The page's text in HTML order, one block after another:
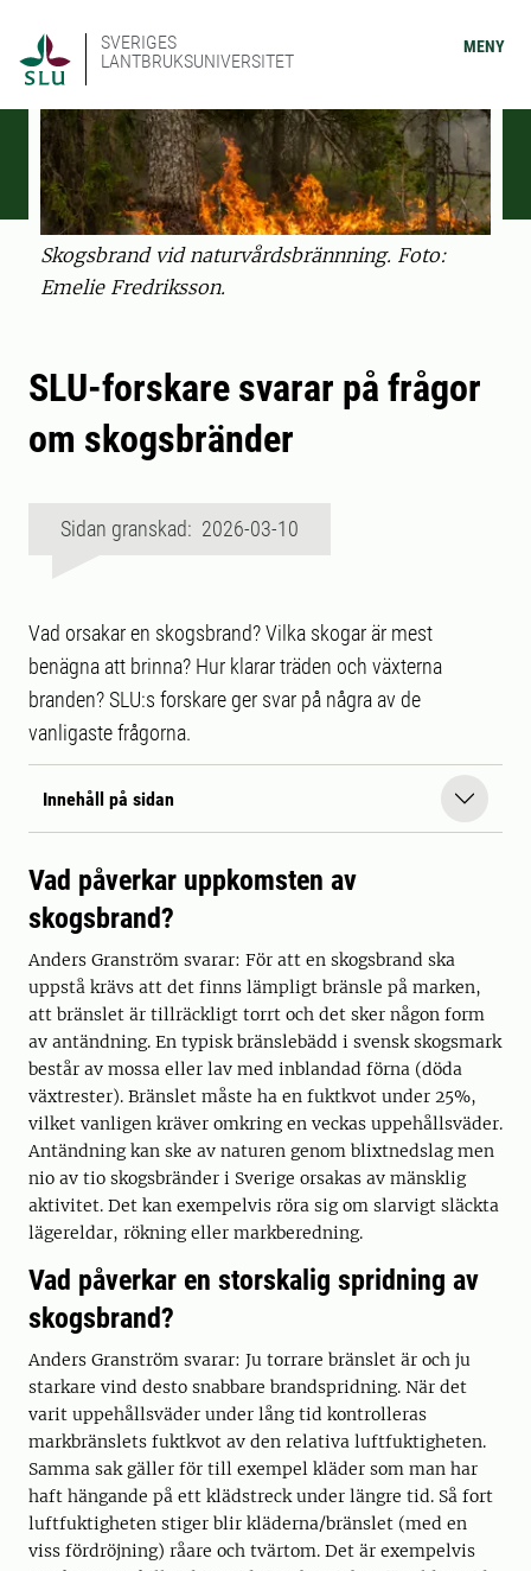
SVERIGES
LANTBRUKSUNIVERSITET
MENY
Skogsbrand vid naturvårdsbrännning. Foto:
Emelie Fredriksson.
SLU-forskare svarar på frågor
om skogsbränder
Sidan granskad: 2026-03-10
Vad orsakar en skogsbrand? Vilka skogar är mest
benägna att brinna? Hur klarar träden och växterna
branden? SLU:s forskare ger svar på några av de
vanligaste frågorna.
Innehåll på sidan
Vad påverkar uppkomsten av
skogsbrand?
Anders Granström svarar: För att en skogsbrand ska
uppstå krävs att det finns lämpligt bränsle på marken,
att bränslet är tillräckligt torrt och det sker någon form
av antändning. En typisk bränslebädd i svensk skogsmark
består av mossa eller lav med inblandad förna (döda
växtrester). Bränslet måste ha en fuktkvot under 25%,
vilket vanligen kräver omkring en veckas uppehållsväder.
Antändning kan ske av naturen genom blixtnedslag men
nio av tio skogsbränder i Sverige orsakas av mänsklig
aktivitet. Det kan exempelvis röra sig om slarvigt släckta
lägereldar, rökning eller markberedning.
Vad påverkar en storskalig spridning av
skogsbrand?
Anders Granström svarar: Ju torrare bränslet är och ju
starkare vind desto snabbare brandspridning. När det
varit uppehållsväder under lång tid kontrolleras
markbränslets fuktkvot av den relativa luftfuktigheten.
Samma sak gäller för till exempel kläder som man har
haft hängande på ett klädstreck under längre tid. Så fort
luftfuktigheten stiger blir kläderna/bränslet (med en
viss fördröjning) råare och tvärtom. Det är exempelvis